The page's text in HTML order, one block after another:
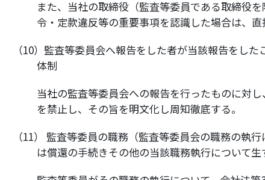
また、当社の取締役（監査等委員である取締役
令・定款違反等の重要事項を認識した場合は、
（10）監査等委員会へ報告をした者が当該報告をし
体制
当社の監査等委員会への報告を行ったものに対
を禁止し、その旨を明文化し周知徹底する。
（11） 監査等委員の職務（監査等委員会の職務の執
は償還の手続きその他の当該職務執行について